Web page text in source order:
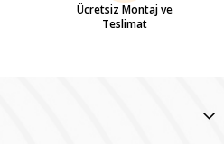
Ücretsiz Montaj ve
Teslimat